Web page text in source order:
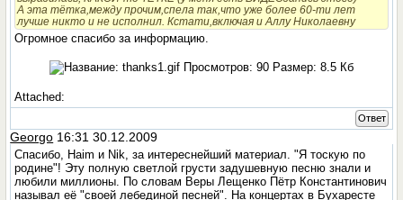
А эта тётка,между прочим,спела так,что уже более 60-ти лет
лучше никто и не исполнил. Кстати,включая и Аллу Николаевну
Огромное спасибо за информацию.
Attached:
Ответ
Georgo 16:31 30.12.2009
Спасибо, Haim и Nik, за интереснейший материал. "Я тоскую по
родине"! Эту полную светлой грусти задушевную песню знали и
любили миллионы. По словам Веры Лещенко Пётр Константинович
называл её "своей лебединой песней". На концертах в Бухаресте